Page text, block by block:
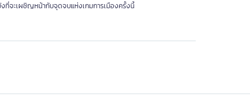
ที่จะเผชิญหน้ากับจุดจบแห่งเกมการเมืองครั้งนี้